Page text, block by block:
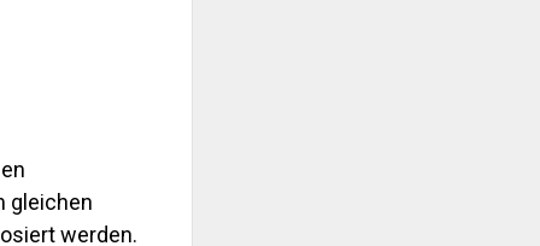
gleichen
werden.